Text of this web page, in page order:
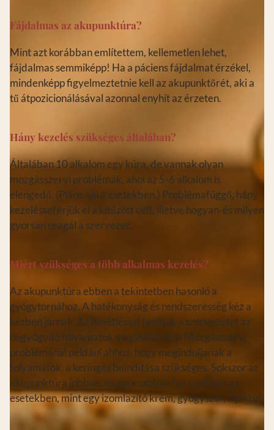
Fájdalmas az akupunktúra?
Mint azt korábban említettem, kellemetlen lehet,
fájdalmas semmiképp! Ha a páciens fájdalmat érzékel,
mindenképp figyelmeztetnie kell az akupunktőrét, aki a
tű átpozicionálásával azonnal enyhít az érzeten.
Hány kezelés szükséges általában?
Általában 10 alkalom egy kúra, de vannak olyan
mozgásszervi problémák, ahol az 5-6 alkalom is
elengedő. (Pláne akut esetekben.) Problémafüggő, hány
kezeléssel érjük el a kitűzött célt, illetve hogyan-és milyen
gyorsan reagál a szervezet.
Miért szükséges a több alkalmas kezelés?
Az akupunktúra ebben a tekintetben hasonló a
gyógytornához. A hatékonyság és rendszeresség kéz a
kézben járnak. Az ismétléssel tanítjuk a szervezetet az
öngyógyító folyamatok megindítására. Mozgásszervi
problémánál például ahhoz, hogy meginduljanak a
folyamatok, a keringés beindítása szükséges. Sokszor az
akupunktúra jobban, és gyorsabban hat ezekben az
esetekben, mint egy izomlazító krém, gyógyszer, injekció.